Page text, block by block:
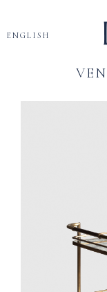
ENGLISH